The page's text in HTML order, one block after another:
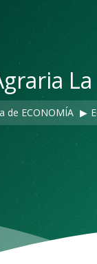
de ECONOMÍA ▶︎